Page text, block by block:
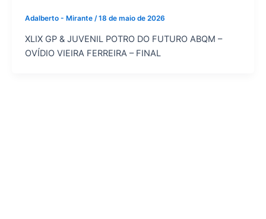
Adalberto - Mirante /18 de maio de 2026
XLIX GP & JUVENIL POTRO DO FUTURO ABQM –
OVÍDIO VIEIRA FERREIRA – FINAL